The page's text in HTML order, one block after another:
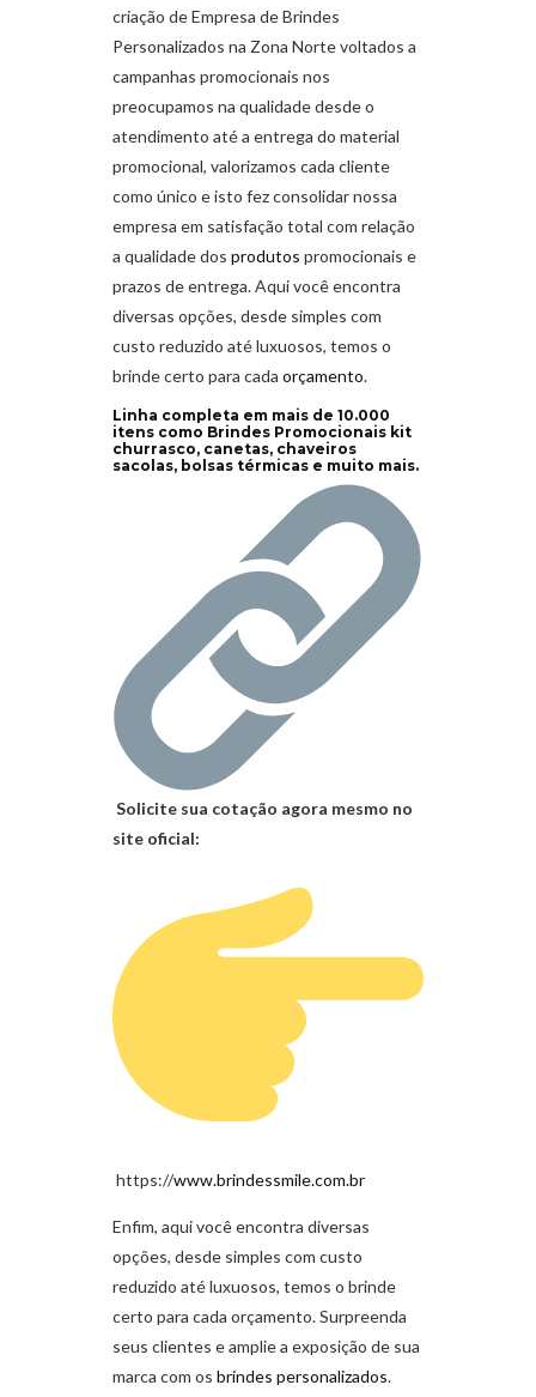
criação de Empresa de Brindes
Personalizados na Zona Nortevoltados a
campanhas promocionais nos
preocupamos na qualidade desde o
atendimento até a entrega do material
promocional, valorizamos cada cliente
como único e isto fez consolidar nossa
empresa em satisfação total com relação
a qualidade dos produtos promocionais e
prazos de entrega. Aqui você encontra
diversas opções, desde simples com
custo reduzido até luxuosos, temos o
brinde certo para cada orçamento.
Linha completa em mais de 10.000
itens como Brindes Promocionais kit
churrasco, canetas, chaveiros
sacolas, bolsas térmicas e muito mais.
Solicite sua cotação agora mesmo no
site oficial:
https://www.brindessmile.com.br
Enfim, aqui você encontra diversas
opções, desde simples com custo
reduzido até luxuosos, temos o brinde
certo para cada orçamento. Surpreenda
seus clientes e amplie a exposição de sua
marca com os brindes personalizados.